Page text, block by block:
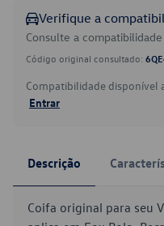
Verifique a
Consulte a
Código original consultado:
Compatibilidade disponível
Entrar
Descrição
Coifa original para seu